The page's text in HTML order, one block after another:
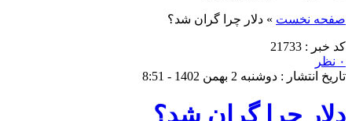
صفحه نخست » دلار چرا گران شد؟
کد خبر : 21733
۰ نظر
تاریخ انتشار : دوشنبه 2 بهمن 1402 - 8:51
دلار چرا گران شد؟